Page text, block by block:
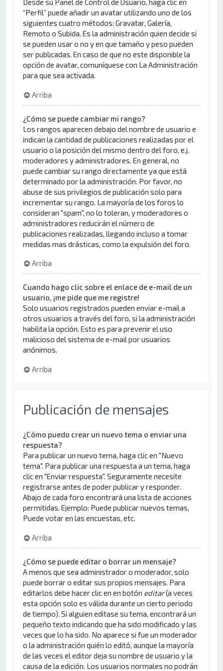
Desde su Panel de Control de Usuario, haga clic en
“Perfil” puede añadir un avatar utilizando uno de los
siguientes cuatro métodos: Gravatar, Galería,
Remoto o Subida. Es la administración quien decide si
se pueden usar o no y en que tamaño y peso pueden
ser publicadas. En caso de que no este disponible la
opción de avatar, comuníquese con La Administración
para que sea activada.
Arriba
¿Cómo se puede cambiar mi rango?
Los rangos aparecen debajo del nombre de usuario e
indican la cantidad de publicaciones realizadas por el
usuario o la posición del mismo dentro del foro, e.j.
moderadores y administradores. En general, no
puede cambiar su rango directamente ya que está
determinado por la administración. Por favor, no
abuse de sus privilegios de publicación solo para
incrementar su rango. La mayoría de los foros lo
consideran "spam", no lo toleran, y moderadores o
administradores reducirán el número de
publicaciones realizadas, llegando incluso a tomar
medidas mas drásticas, como la expulsión del foro.
Arriba
Cuando hago clic sobre el enlace de e-mail de un
usuario, ¡me pide que me registre!
Solo usuarios registrados pueden enviar e-mail a
otros usuarios a través del foro, si la administración
habilita la opción. Esto es para prevenir el uso
malicioso del sistema de e-mail por usuarios
anónimos.
Arriba
Publicación de mensajes
¿Cómo puedo crear un nuevo tema o enviar una
respuesta?
Para publicar un nuevo tema, haga clic en "Nuevo
tema". Para publicar una respuesta a un tema, haga
clic en "Enviar respuesta". Seguramente necesite
registrarse antes de poder publicar y responder.
Abajo de cada foro encontrará una lista de acciones
permitidas. Ejemplo: Puede publicar nuevos temas,
Puede votar en las encuestas, etc.
Arriba
¿Cómo se puede editar o borrar un mensaje?
A menos que sea administrador o moderador, solo
puede borrar o editar sus propios mensajes. Para
editarlos debe hacer clic en en botón editar(a veces
esta opción solo es válida durante un cierto periodo
de tiempo). Si alguien editase su tema, encontrará un
pequeño texto indicando que ha sido modificado y las
veces que lo ha sido. No aparece si fue un moderador
o la administración quién lo editó, aunque la mayoría
de las veces el editor deja su nombre de usuario y la
causa de la edición. Los usuarios normales no podrán